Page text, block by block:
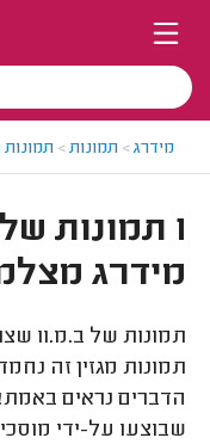
מידרג> תמונות> תמונות
1 תמונות
מידרג
תמונות של ב.מ.וו
תמונות מגזין זה
הדברים נראים
שבוצעו על-ידי